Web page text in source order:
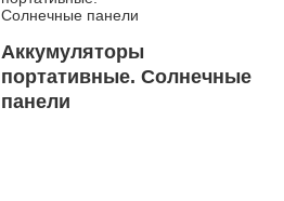
Аккумуляторы
портативные. Солнечные
панели